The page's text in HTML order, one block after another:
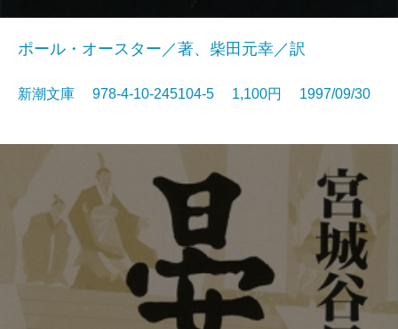
ポール・オースター／著、柴田元幸／訳
新潮文庫 978-4-10-245104-5 1,100円 1997/09/30